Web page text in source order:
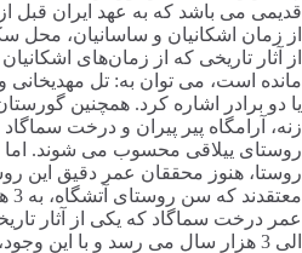
قدیمی می باشد که به عهد ایران قبل
از زمان اشکانیان و ساسانیان، محل
از آثار تاریخی که از زمان‌های
مانده است، می توان به: تل مهدیخانی و
یا دو برادر اشاره کرد. همچنین
زنه، آرامگاه پیر پیران و درخت سماگاد
روستای ییلاقی محسوب می شوند. اما
روستا، هنوز محققان عمر دقیق این
معتقدند که سن روستای آتشگاه، به 3 هزار سال می رسد.
الی 3 هزار سال می رسد و با این